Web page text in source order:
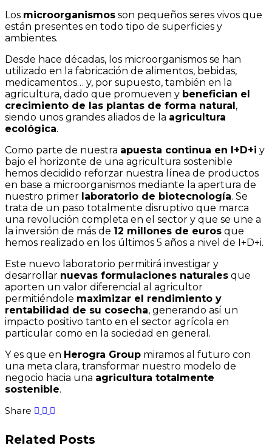
Los microorganismos son pequeños seres vivos que
están presentes en todo tipo de superficies y
ambientes.
Desde hace décadas, los microorganismos se han
utilizado en la fabricación de alimentos, bebidas,
medicamentos… y, por supuesto, también en la
agricultura, dado que promueven y benefician el
crecimiento de las plantas de forma natural,
siendo unos grandes aliados de la agricultura
ecológica.
Como parte de nuestra apuesta continua en I+D+i y
bajo el horizonte de una agricultura sostenible
hemos decidido reforzar nuestra línea de productos
en base a microorganismos mediante la apertura de
nuestro primer laboratorio de biotecnología. Se
trata de un paso totalmente disruptivo que marca
una revolución completa en el sector y que se une a
la inversión de más de 12 millones de euros que
hemos realizado en los últimos 5 años a nivel de I+D+i.
Este nuevo laboratorio permitirá investigar y
desarrollar nuevas formulaciones naturales que
aporten un valor diferencial al agricultor
permitiéndole maximizar el rendimiento y
rentabilidad de su cosecha, generando así un
impacto positivo tanto en el sector agrícola en
particular como en la sociedad en general.
Y es que en Herogra Group miramos al futuro con
una meta clara, transformar nuestro modelo de
negocio hacia una agricultura totalmente
sostenible.
Share
Related Posts